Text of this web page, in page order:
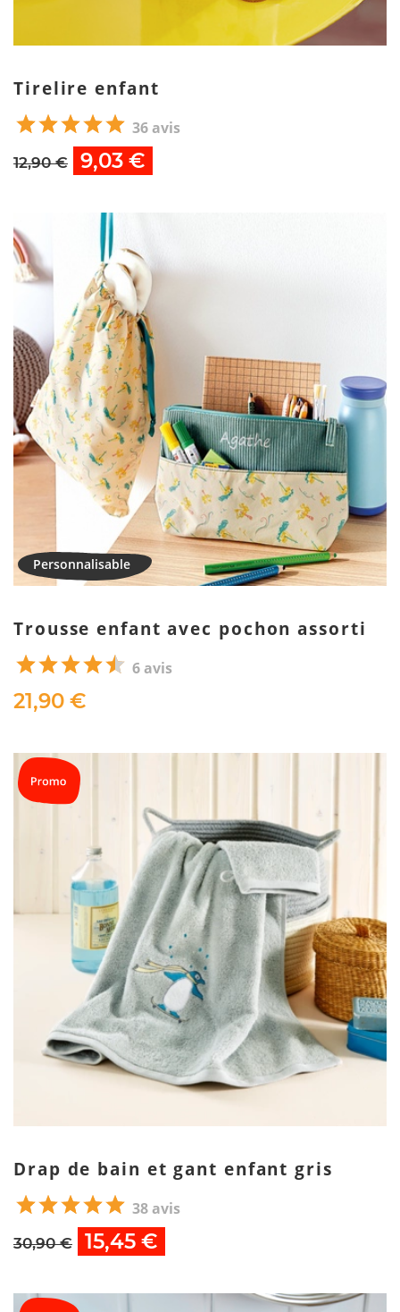
Tirelire enfant
36 avis
12,90 € 9,03 €
Trousse enfant avec pochon assorti
6 avis
21,90 €
Drap de bain et gant enfant gris
38 avis
30,90 € 15,45 €